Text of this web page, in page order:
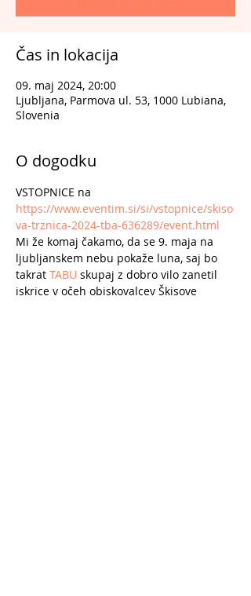
Čas in lokacija
09. maj 2024, 20:00
Ljubljana, Parmova ul. 53, 1000 Lubiana,
Slovenia
O dogodku
VSTOPNICE na
https://www.eventim.si/si/vstopnice/skiso
va-trznica-2024-tba-636289/event.html
Mi že komaj čakamo, da se 9. maja na
ljubljanskem nebu pokaže luna, saj bo
takrat TABU skupaj z dobro vilo zanetil
iskrice v očeh obiskovalcev Škisove